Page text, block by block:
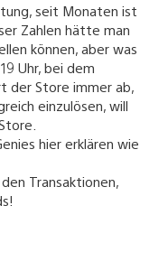
seit Monaten ist
Zahlen hätte man
können, aber was
Uhr, bei dem
der Store immer ab,
einzulösen, will
hier erklären wie
Transaktionen,